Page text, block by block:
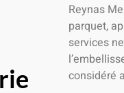
Reynas
parquet,
services
considéré